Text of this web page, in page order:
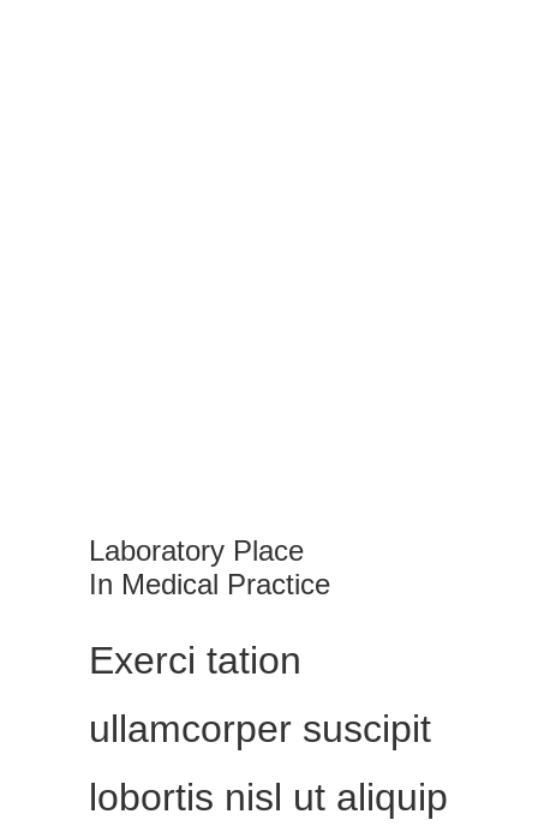
Laboratory Place
In Medical Practice
Exerci tation
ullamcorper suscipit
lobortis nisl ut aliquip